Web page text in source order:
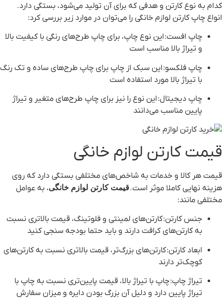
کدام به نوع کارتن و هدفی که برای آن تولید می‌شود، بستگی دارد.
انواع چاپ کارتن لوازم خانگی را می‌توان در موارد زیر بررسی کرد:
چاپ افست: این نوع چاپ، برای چاپ طرح‌های رنگی با کیفیت بالا
و تیراژ بالا مناسب است
چاپ فلکسو: این سبک از چاپ برای چاپ طرح‌های ساده و تک رنگ
با تیراژ بالا مورد استفاده است
چاپ دیجیتال: این نوع را نیز برای چاپ طرح‌های متغیر و تیراژ
پایین مناسب می‌دانند
قیمت کارتن لوازم خانگی
قیمت هر کالا و خدمات به شاخص‌های مختلفی بستگی دارد که روی
هزینه نهایی کاملا موثر است.قیمت کارتن لوازم خانگی، به عوامل
مختلفی مانند:
جنس کارتن: کارتن‌های لمینتی و فلوتینگ، قیمت بالاتری نسبت
به کارتن‌های کرافت دارند و باید حتما بودجه سنجی کنید
ابعاد کارتن: کارتن‌های بزرگ‌تر، قیمت بالاتری نسبت به کارتن‌های
کوچک‌تر دارند
تیراژ چاپ: چاپ با تیراژ بالا، قیمت پایین‌تری نسبت به چاپ با
تیراژ پایین دارد و دلیل آن بزرگ بودن دایره و میزان سفارش